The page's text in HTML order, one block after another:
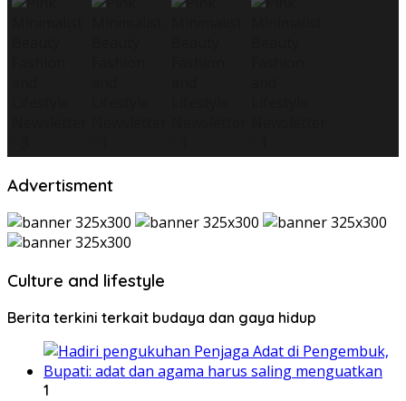
Advertisment
Culture and lifestyle
Berita terkini terkait budaya dan gaya hidup
1